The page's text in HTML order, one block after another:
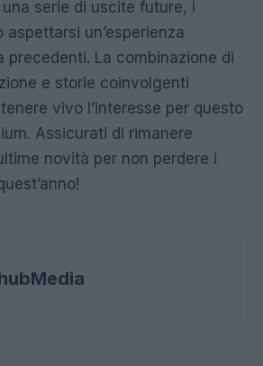
serie di uscite future, i
un’esperienza
precedenti. La combinazione di
e storie coinvolgenti
vivo l’interesse per questo
Assicurati di rimanere
novità per non perdere i